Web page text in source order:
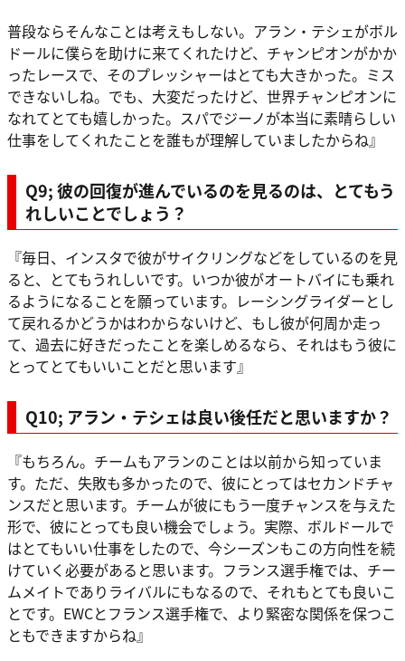
普段ならそんなことは考えもしない。アラン・テシェがボル
ドールに僕らを助けに来てくれたけど、チャンピオンがかか
ったレースで、そのプレッシャーはとても大きかった。ミス
できないしね。でも、大変だったけど、世界チャンピオンに
なれてとても嬉しかった。スパでジーノが本当に素晴らしい
仕事をしてくれたことを誰もが理解していましたからね』
Q9; 彼の回復が進んでいるのを見るのは、とてもう
れしいことでしょう？
『毎日、インスタで彼がサイクリングなどをしているのを見
ると、とてもうれしいです。いつか彼がオートバイにも乗れ
るようになることを願っています。レーシングライダーとし
て戻れるかどうかはわからないけど、もし彼が何周か走っ
て、過去に好きだったことを楽しめるなら、それはもう彼に
とってとてもいいことだと思います』
Q10; アラン・テシェは良い後任だと思いますか？
『もちろん。チームもアランのことは以前から知っていま
す。ただ、失敗も多かったので、彼にとってはセカンドチャ
ンスだと思います。チームが彼にもう一度チャンスを与えた
形で、彼にとっても良い機会でしょう。実際、ボルドールで
はとてもいい仕事をしたので、今シーズンもこの方向性を続
けていく必要があると思います。フランス選手権では、チー
ムメイトでありライバルにもなるので、それもとても良いこ
とです。EWCとフランス選手権で、より緊密な関係を保つこ
ともできますからね』